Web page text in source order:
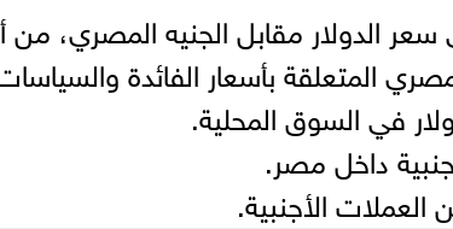
الدولار مقابل الجنيه المصري، من
المتعلقة بأسعار الفائدة
في السوق المحلية.
داخل مصر.
الأجنبية.